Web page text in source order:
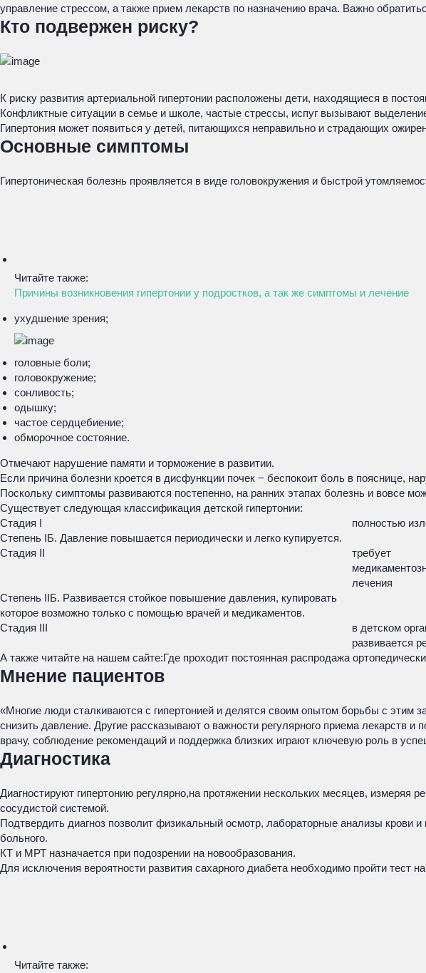
управление стрессом, а также прием лекарств по назначению врача. Важно
Кто подвержен риску?
К риску развития артериальной гипертонии расположены дети, находящиеся в
Конфликтные ситуации в семье и школе, частые стрессы, испуг вызывают
Гипертония может появиться у детей, питающихся неправильно и страдающих
Основные симптомы
Гипертоническая болезнь проявляется в виде головокружения и быстрой
Читайте также:
Причины возникновения гипертонии у подростков, а так же симптомы и лечение
ухудшение зрения;
головные боли;
головокружение;
сонливость;
одышку;
частое сердцебиение;
обморочное состояние.
Отмечают нарушение памяти и торможение в развитии.
Если причина болезни кроется в дисфункции почек − беспокоит боль в пояснице,
Поскольку симптомы развиваются постепенно, на ранних этапах болезнь и вовсе
Существует следующая классификация детской гипертонии:
Стадия I
полностью
Степень IБ. Давление повышается периодически и легко купируется.
Стадия II
требует
лечения
Степень IIБ. Развивается стойкое повышение давления, купировать
которое возможно только с помощью врачей и медикаментов.
Стадия III
в детском
развивается
А также читайте на нашем сайте:Где проходит постоянная распродажа
Мнение пациентов
«Многие люди сталкиваются с гипертонией и делятся своим опытом борьбы с этим
снизить давление. Другие рассказывают о важности регулярного приема лекарств
врачу, соблюдение рекомендаций и поддержка близких играют ключевую роль в
Диагностика
Диагностируют гипертонию регулярно,на протяжении нескольких месяцев, измеряя
сосудистой системой.
Подтвердить диагноз позволит физикальный осмотр, лабораторные анализы
больного.
КТ и МРТ назначается при подозрении на новообразования.
Для исключения вероятности развития сахарного диабета необходимо пройти тест
Читайте также: